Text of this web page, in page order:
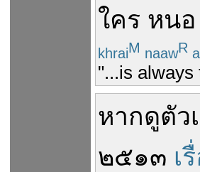
ใคร หนอ
khraiM naawR
"...is always
หากดูตัว
๒๕๑๓ เ